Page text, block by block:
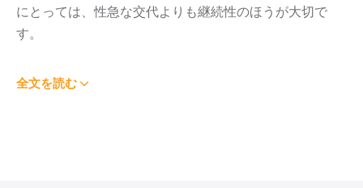
にとっては、性急な交代よりも継続性のほうが大切で
す。
全文を読む